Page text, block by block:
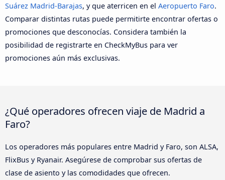
Suárez Madrid-Barajas, y que aterricen en el Aeropuerto Faro.
Comparar distintas rutas puede permitirte encontrar ofertas o
promociones que desconocías. Considera también la
posibilidad de registrarte en CheckMyBus para ver
promociones aún más exclusivas.
¿Qué operadores ofrecen viaje de Madrid a
Faro?
Los operadores más populares entre Madrid y Faro, son ALSA,
FlixBus y Ryanair. Asegúrese de comprobar sus ofertas de
clase de asiento y las comodidades que ofrecen.